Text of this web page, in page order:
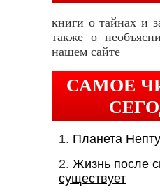
книги о тайнах и
также о
нашем сайте
САМОЕ
Планета
Жизнь после
существует